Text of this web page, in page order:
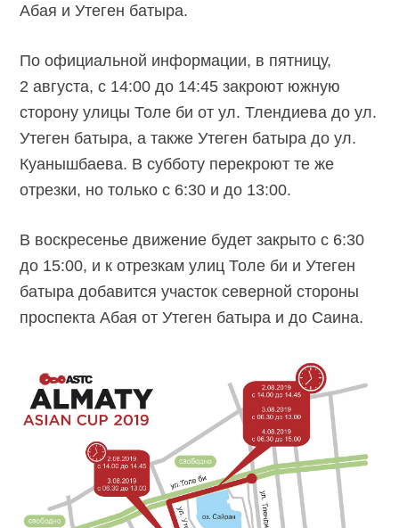
Абая и Утеген батыра.
По официальной информации, в пятницу,
2 августа, с 14:00 до 14:45 закроют южную
сторону улицы Толе би от ул. Тлендиева до ул.
Утеген батыра, а также Утеген батыра до ул.
Куанышбаева. В субботу перекроют те же
отрезки, но только с 6:30 и до 13:00.
В воскресенье движение будет закрыто с 6:30
до 15:00, и к отрезкам улиц Толе би и Утеген
батыра добавится участок северной стороны
проспекта Абая от Утеген батыра и до Саина.